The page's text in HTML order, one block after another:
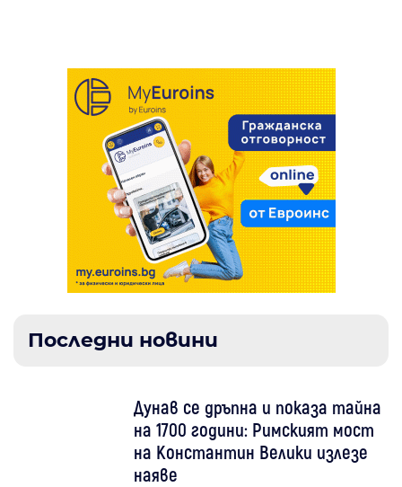
Последни новини
Дунав се дръпна и показа тайна
на 1700 години: Римският мост
на Константин Велики излезе
наяве